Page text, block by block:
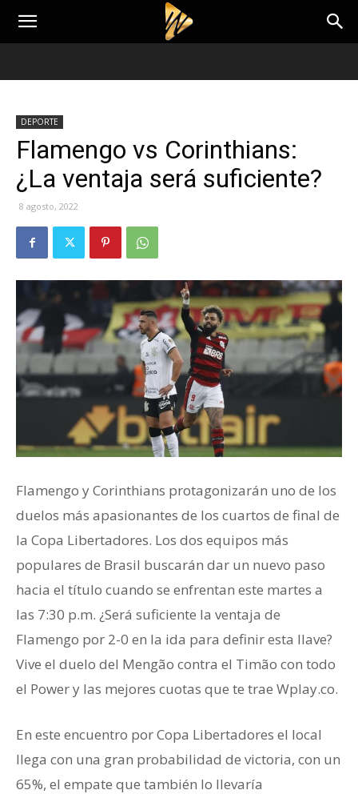
DEPORTE
Flamengo vs Corinthians:
¿La ventaja será suficiente?
8 agosto, 2022
Flamengo y Corinthians protagonizarán uno de los
duelos más apasionantes de los cuartos de final de
la Copa Libertadores. Los dos equipos más
populares de Brasil buscarán dar un nuevo paso
hacia el título cuando se enfrentan este martes a
las 7:30 p.m. ¿Será suficiente la ventaja de
Flamengo por 2-0 en la ida para definir esta llave?
Vive el duelo del Mengão contra el Timão con todo
el Power y las mejores cuotas que te trae Wplay.co.
En este encuentro por Copa Libertadores el local
llega con una gran probabilidad de victoria, con un
65%, el empate que también lo llevaría